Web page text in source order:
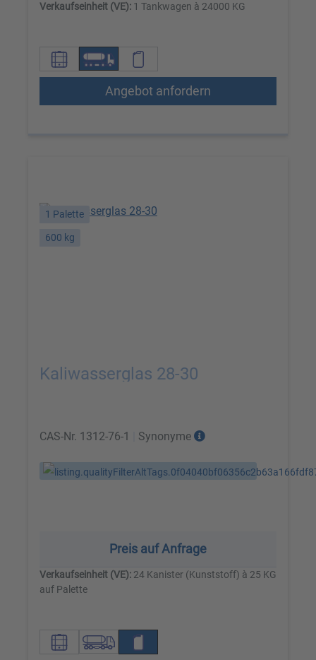
Verkaufseinheit (VE): 1 Tankwagen à 24000 KG
Angebot anfordern
1 Palette
600 kg
Kaliwasserglas 28-30
CAS-Nr. 1312-76-1 Synonyme
Preis auf Anfrage
Verkaufseinheit (VE): 24 Kanister (Kunststoff) à 25 KG
auf Palette